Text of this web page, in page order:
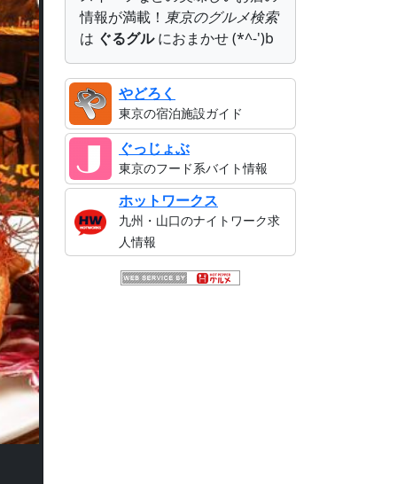
情報が満載！ 東京のグルメ検索
は ぐるグルにおまかせ (*^-')b
やどろく
東京の宿泊施設ガイド
ぐっじょぶ
東京のフード系バイト情報
ホットワークス
九州・山口のナイトワーク求
人情報